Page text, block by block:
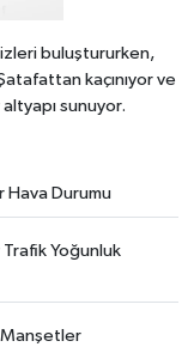
buluştururken,
kaçınıyor ve
sunuyor.
Hava Durumu
Trafik Yoğunluk
Manşetler